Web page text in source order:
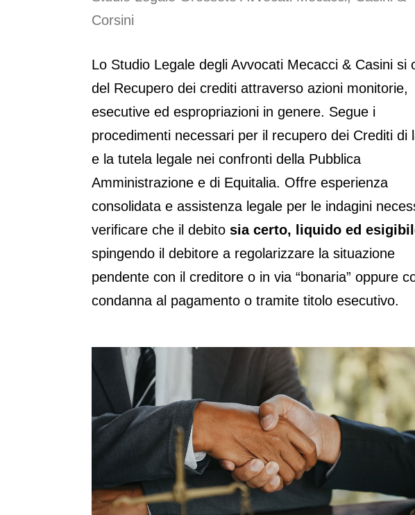
Corsini
Lo Studio Legale degli Avvocati Mecacci & Casini si
del Recupero dei crediti attraverso azioni monitorie,
esecutive ed espropriazioni in genere. Segue i
procedimenti necessari per il recupero dei Crediti di
e la tutela legale nei confronti della Pubblica
Amministrazione e di Equitalia. Offre esperienza
consolidata e assistenza legale per le indagini
verificare che il debito sia certo, liquido ed
spingendo il debitore a regolarizzare la situazione
pendente con il creditore o in via “bonaria” oppure
condanna al pagamento o tramite titolo esecutivo.